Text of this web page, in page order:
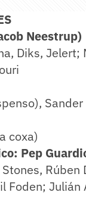
Neestrup)
Diks, Jelert;
coxa)
Pep
Foden;